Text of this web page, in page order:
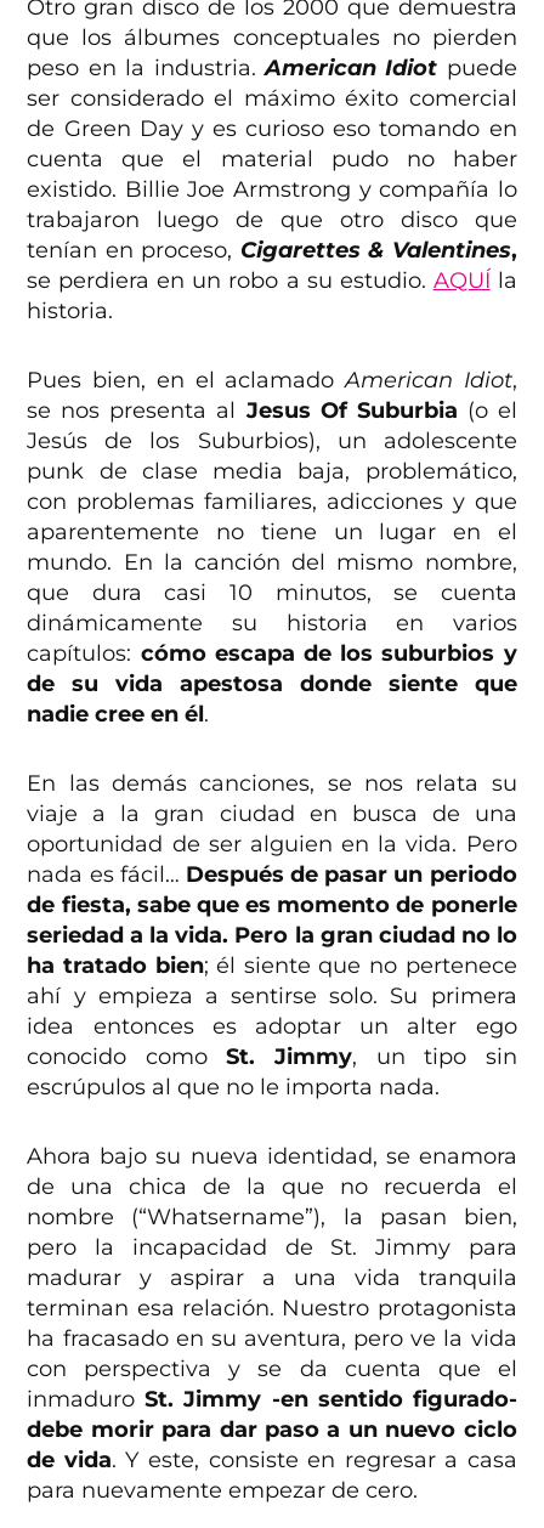
Otro gran disco de los 2000 que demuestra
que los álbumes conceptuales no pierden
peso en la industria.American Idiot puede
ser considerado el máximo éxito comercial
de Green Day y es curioso eso tomando en
cuenta que el material pudo no haber
existido. Billie Joe Armstrong y compañía lo
trabajaron luego de que otro disco que
tenían en proceso, Cigarettes & Valentines,
se perdiera en un robo a su estudio. AQUÍ la
historia.
Pues bien, en el aclamadoAmerican Idiot,
se nos presenta al Jesus Of Suburbia (o el
Jesús de los Suburbios), un adolescente
punk de clase media baja, problemático,
con problemas familiares, adicciones y que
aparentemente no tiene un lugar en el
mundo. En la canción del mismo nombre,
que dura casi 10 minutos, se cuenta
dinámicamente su historia en varios
capítulos: cómo escapa de los suburbios y
de su vida apestosa donde siente que
nadie cree en él.
En las demás canciones, se nos relata su
viaje a la gran ciudad en busca de una
oportunidad de ser alguien en la vida. Pero
nada es fácil… Después de pasar un periodo
de fiesta, sabe que es momento de ponerle
seriedad a la vida. Pero la gran ciudad no lo
ha tratado bien; él siente que no pertenece
ahí y empieza a sentirse solo. Su primera
idea entonces es adoptar un alter ego
conocido comoSt. Jimmy, un tipo sin
escrúpulos al que no le importa nada.
Ahora bajo su nueva identidad, se enamora
de una chica de la que no recuerda el
nombre (“Whatsername”), la pasan bien,
pero la incapacidad de St. Jimmy para
madurar y aspirar a una vida tranquila
terminan esa relación. Nuestro protagonista
ha fracasado en su aventura, pero ve la vida
con perspectiva y se da cuenta que el
inmaduroSt. Jimmy -en sentido figurado-
debe morir para dar paso a un nuevo ciclo
de vida. Y este, consiste en regresar a casa
para nuevamente empezar de cero.